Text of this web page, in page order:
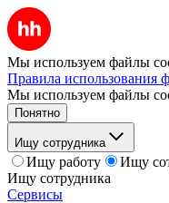
Мы используем файлы
Правила использования
Мы используем файлы
Понятно
Ищу сотрудника
Ищу работу
Ищу
Ищу сотрудника
Сервисы